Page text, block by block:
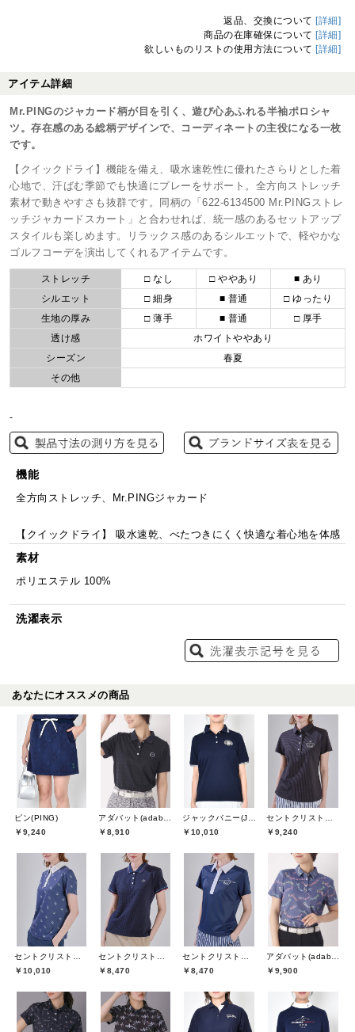
返品、交換について [詳細]
商品の在庫確保について [詳細]
欲しいものリストの使用方法について [詳細]
アイテム詳細
Mr.PINGのジャカード柄が目を引く、遊び心あふれる半袖ポロシャ
ツ。存在感のある総柄デザインで、コーディネートの主役になる一枚
です。
【クイックドライ】機能を備え、吸水速乾性に優れたさらりとした着
心地で、汗ばむ季節でも快適にプレーをサポート。全方向ストレッチ
素材で動きやすさも抜群です。同柄の「622-6134500 Mr.PINGストレ
ッチジャカードスカート」と合わせれば、統一感のあるセットアップ
スタイルも楽しめます。リラックス感のあるシルエットで、軽やかな
ゴルフコーデを演出してくれるアイテムです。
ストレッチ □ なし □ ややあり
■ あり
シルエット
□ 細身 ■ 普通
□ ゆったり
生地の厚み
□ 薄手 ■ 普通
□ 厚手
透け感
ホワイトややあり
シーズン
春夏
その他
-
機能
全方向ストレッチ、Mr.PINGジャカード
【クイックドライ】 吸水速乾、べたつきにくく快適な着心地を体感
素材
ポリエステル 100%
洗濯表示
あなたにオススメの商品
ピン(PING)
￥9,240
￥8,910
￥10,010
￥9,240
￥10,010
￥8,470
￥8,470
￥9,900